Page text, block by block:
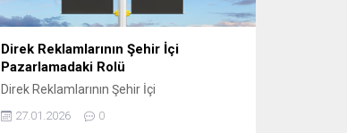
Direk Reklamlarının Şehir İçi
Pazarlamadaki Rolü
Direk Reklamlarının Şehir İçi
pazarlama stratejilerinin etkili araçlarından
27.01.2026 0